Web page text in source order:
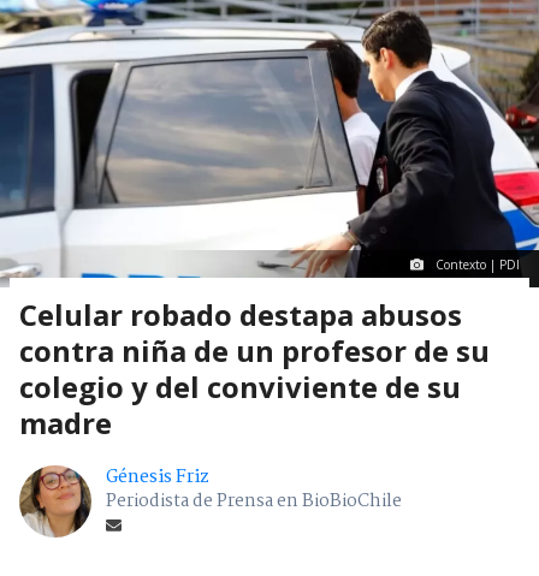
Contexto | PDI
Celular robado destapa abusos
contra niña de un profesor de su
colegio y del conviviente de su
madre
Génesis Friz
Periodista de Prensa en BioBioChile